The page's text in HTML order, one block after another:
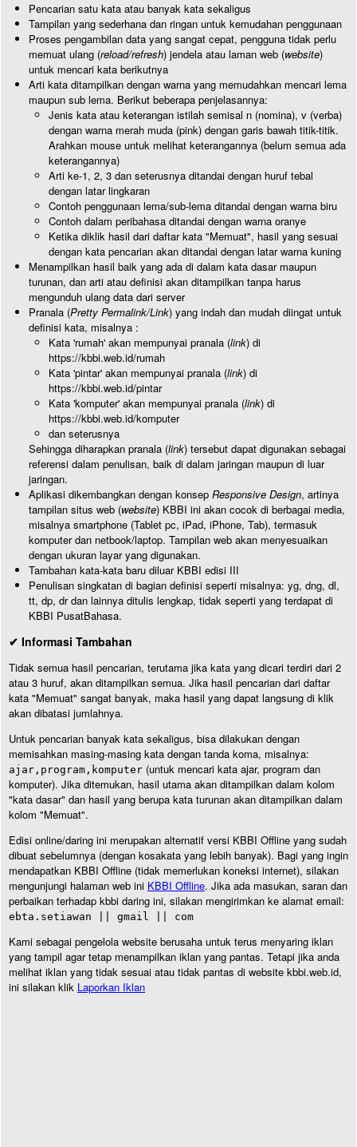
Pencarian satu kata atau banyak kata sekaligus
Tampilan yang sederhana dan ringan untuk kemudahan penggunaan
Proses pengambilan data yang sangat cepat, pengguna tidak perlu
memuat ulang (reload/refresh) jendela atau laman web (website)
untuk mencari kata berikutnya
Arti kata ditampilkan dengan warna yang memudahkan mencari lema
maupun sub lema. Berikut beberapa penjelasannya:
Jenis kata atau keterangan istilah semisal n (nomina), v (verba)
dengan warna merah muda (pink) dengan garis bawah titik-titik.
Arahkan mouse untuk melihat keterangannya (belum semua ada
keterangannya)
Arti ke-1, 2, 3 dan seterusnya ditandai dengan huruf tebal
dengan latar lingkaran
Contoh penggunaan lema/sub-lema ditandai dengan warna biru
Contoh dalam peribahasa ditandai dengan warna oranye
Ketika diklik hasil dari daftar kata "Memuat", hasil yang sesuai
dengan kata pencarian akan ditandai dengan latar warna kuning
Menampilkan hasil baik yang ada di dalam kata dasar maupun
turunan, dan arti atau definisi akan ditampilkan tanpa harus
mengunduh ulang data dari server
Pranala (Pretty Permalink/Link) yang indah dan mudah diingat untuk
definisi kata, misalnya :
Kata 'rumah' akan mempunyai pranala (link) di
https://kbbi.web.id/rumah
Kata 'pintar' akan mempunyai pranala (link) di
https://kbbi.web.id/pintar
Kata 'komputer' akan mempunyai pranala (link) di
https://kbbi.web.id/komputer
dan seterusnya
Sehingga diharapkan pranala (link) tersebut dapat digunakan sebagai
referensi dalam penulisan, baik di dalam jaringan maupun di luar
jaringan.
Aplikasi dikembangkan dengan konsep Responsive Design, artinya
tampilan situs web (website) KBBI ini akan cocok di berbagai media,
misalnya smartphone (Tablet pc, iPad, iPhone, Tab), termasuk
komputer dan netbook/laptop. Tampilan web akan menyesuaikan
dengan ukuran layar yang digunakan.
Tambahan kata-kata baru diluar KBBI edisi III
Penulisan singkatan di bagian definisi seperti misalnya: yg, dng, dl,
tt, dp, dr dan lainnya ditulis lengkap, tidak seperti yang terdapat di
KBBI PusatBahasa.
✔ Informasi Tambahan
Tidak semua hasil pencarian, terutama jika kata yang dicari terdiri dari 2
atau 3 huruf, akan ditampilkan semua. Jika hasil pencarian dari daftar
kata "Memuat" sangat banyak, maka hasil yang dapat langsung di klik
akan dibatasi jumlahnya.
Untuk pencarian banyak kata sekaligus, bisa dilakukan dengan
memisahkan masing-masing kata dengan tanda koma, misalnya:
ajar,program,komputer (untuk mencari kata ajar, program dan
komputer). Jika ditemukan, hasil utama akan ditampilkan dalam kolom
"kata dasar" dan hasil yang berupa kata turunan akan ditampilkan dalam
kolom "Memuat".
Edisi online/daring ini merupakan alternatif versi KBBI Offline yang sudah
dibuat sebelumnya (dengan kosakata yang lebih banyak). Bagi yang ingin
mendapatkan KBBI Offline (tidak memerlukan koneksi internet), silakan
mengunjungi halaman web ini KBBI Offline. Jika ada masukan, saran dan
perbaikan terhadap kbbi daring ini, silakan mengirimkan ke alamat email:
ebta.setiawan || gmail || com
Kami sebagai pengelola website berusaha untuk terus menyaring iklan
yang tampil agar tetap menampilkan iklan yang pantas. Tetapi jika anda
melihat iklan yang tidak sesuai atau tidak pantas di website kbbi.web.id,
ini silakan klik Laporkan Iklan